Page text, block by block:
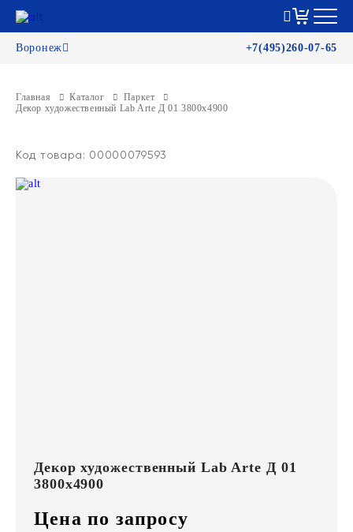
Воронеж +7(495)260-07-65
Главная Каталог
Паркет
Декор художественный Lab Arte Д 01 3800х4900
Код товара: 00000079593
Декор художественный Lab Arte Д 01
3800х4900
Цена по запросу